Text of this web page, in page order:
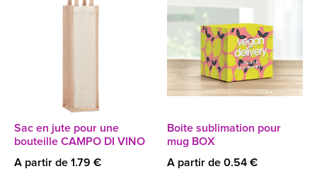
Sac en jute pour une
bouteille CAMPO DI VINO
A partir de 1.79 €
Boite sublimation pour
mug BOX
A partir de 0.54 €